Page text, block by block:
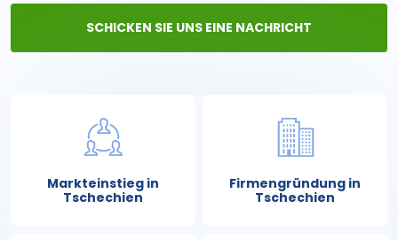
SCHICKEN SIE UNS EINE NACHRICHT
Markteinstieg in
Tschechien
Firmengründung in
Tschechien